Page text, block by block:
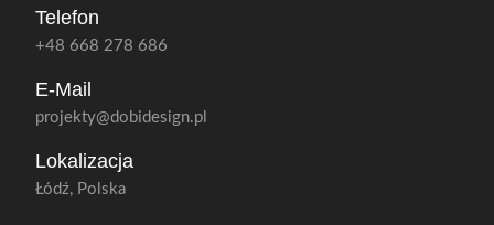
Telefon
+48 668 278 686
E-Mail
projekty@dobidesign.pl
Lokalizacja
Łódź, Polska